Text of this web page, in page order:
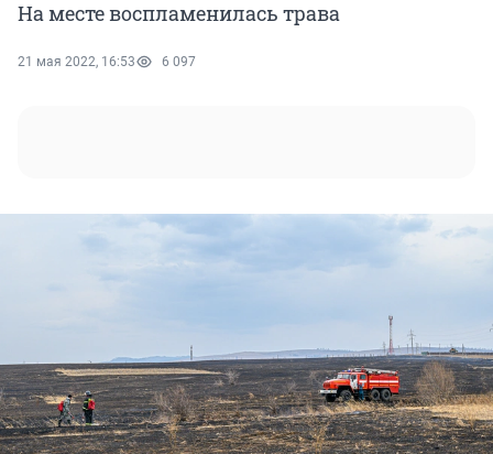
На месте воспламенилась трава
21 мая 2022, 16:53 6 097